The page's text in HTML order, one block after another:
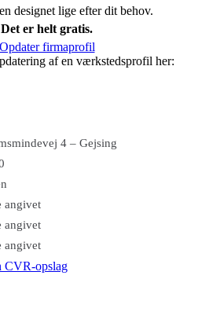
designet lige efter dit behov.
Det er helt gratis.
Opdater firmaprofil
af en værkstedsprofil her:
4 – Gejsing
angivet
angivet
angivet
CVR-opslag